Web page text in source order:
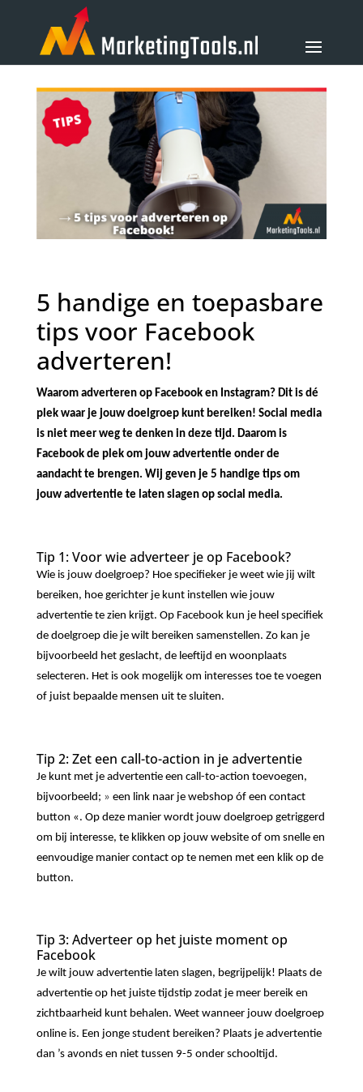
5 handige en toepasbare
tips voor Facebook
adverteren!
Waarom adverteren op Facebook en Instagram? Dit is dé
plek waar je jouw doelgroep kunt bereiken! Social media
is niet meer weg te denken in deze tijd. Daarom is
Facebook de plek om jouw advertentie onder de
aandacht te brengen. Wij geven je 5 handige tips om
jouw advertentie te laten slagen op social media.
Tip 1: Voor wie adverteer je op Facebook?
Wie is jouw doelgroep? Hoe specifieker je weet wie jij wilt
bereiken, hoe gerichter je kunt instellen wie jouw
advertentie te zien krijgt. Op Facebook kun je heel specifiek
de doelgroep die je wilt bereiken samenstellen. Zo kan je
bijvoorbeeld het geslacht, de leeftijd en woonplaats
selecteren. Het is ook mogelijk om interesses toe te voegen
of juist bepaalde mensen uit te sluiten.
Tip 2: Zet een call-to-action in je advertentie
Je kunt met je advertentie een call-to-action toevoegen,
bijvoorbeeld; » een link naar je webshop óf een contact
button «. Op deze manier wordt jouw doelgroep getriggerd
om bij interesse, te klikken op jouw website of om snelle en
eenvoudige manier contact op te nemen met een klik op de
button.
Tip 3: Adverteer op het juiste moment op
Facebook
Je wilt jouw advertentie laten slagen, begrijpelijk! Plaats de
advertentie op het juiste tijdstip zodat je meer bereik en
zichtbaarheid kunt behalen. Weet wanneer jouw doelgroep
online is. Een jonge student bereiken? Plaats je advertentie
dan ’s avonds en niet tussen 9-5 onder schooltijd.